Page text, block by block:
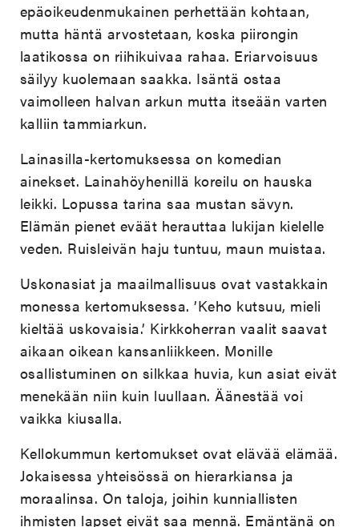
epäoikeudenmukainen perhettään kohtaan,
mutta häntä arvostetaan, koska piirongin
laatikossa on riihikuivaa rahaa. Eriarvoisuus
säilyy kuolemaan saakka. Isäntä ostaa
vaimolleen halvan arkun mutta itseään varten
kalliin tammiarkun.
Lainasilla-kertomuksessa on komedian
ainekset. Lainahöyhenillä koreilu on hauska
leikki. Lopussa tarina saa mustan sävyn.
Elämän pienet eväät herauttaa lukijan kielelle
veden. Ruisleivän haju tuntuu, maun muistaa.
Uskonasiat ja maailmallisuus ovat vastakkain
monessa kertomuksessa. ’Keho kutsuu, mieli
kieltää uskovaisia.’ Kirkkoherran vaalit saavat
aikaan oikean kansanliikkeen. Monille
osallistuminen on silkkaa huvia, kun asiat eivät
menekään niin kuin luullaan. Äänestää voi
vaikka kiusalla.
Kellokummun kertomukset ovat elävää elämää.
Jokaisessa yhteisössä on hierarkiansa ja
moraalinsa. On taloja, joihin kunniallisten
ihmisten lapset eivät saa mennä. Emäntänä on